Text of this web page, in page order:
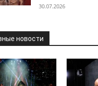
30.07.2026
новости